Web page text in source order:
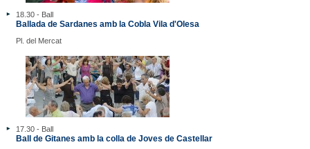
18.30 - Ball
Ballada de Sardanes amb la Cobla Vila d'Olesa
Pl. del Mercat
17.30 - Ball
Ball de Gitanes amb la colla de Joves de Castellar